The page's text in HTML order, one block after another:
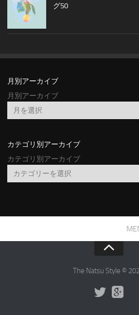
グ50
月別アーカイブ
月別アーカイブ
カテゴリ別アーカイブ
カテゴリ別アーカイブ
The Natsu Style ©